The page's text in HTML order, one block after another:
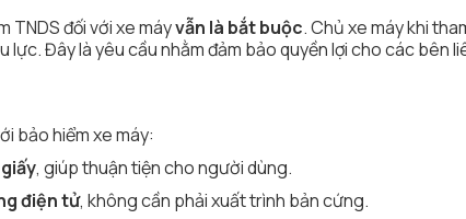
TNDS đối với xe máyvẫn là bắt buộc. Chủ xe máy khi
Đây là yêu cầu nhằm đảm bảo quyền lợi cho các bên
bảo hiểm xe máy:
, giúp thuận tiện cho người dùng.
điện tử, không cần phải xuất trình bản cứng.